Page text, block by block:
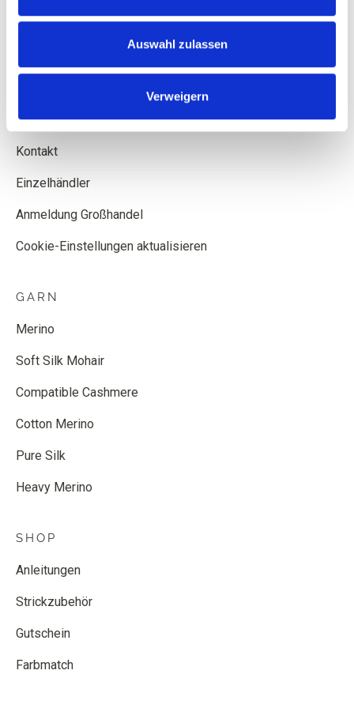
Auswahl zulassen
Verweigern
Widerrufsformular
Datenschutzbestimmungen
Cookie-Politik
Kontakt
Einzelhändler
Anmeldung Großhandel
Cookie-Einstellungen aktualisieren
GARN
Merino
Soft Silk Mohair
Compatible Cashmere
Cotton Merino
Pure Silk
Heavy Merino
SHOP
Anleitungen
Strickzubehör
Gutschein
Farbmatch